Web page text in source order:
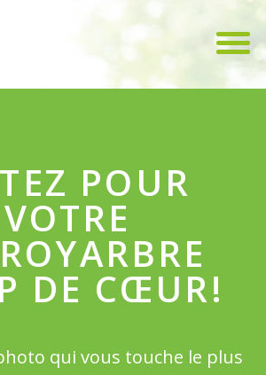
POUR
VOTRE
DE CŒUR!
qui vous touche le plus